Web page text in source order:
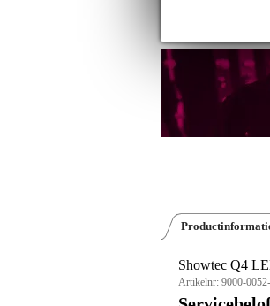
Showtec Q4
Artikelnr: 9000-